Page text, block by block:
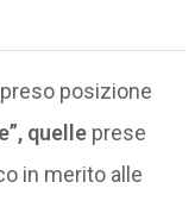
preso posizione
quelle prese
in merito alle